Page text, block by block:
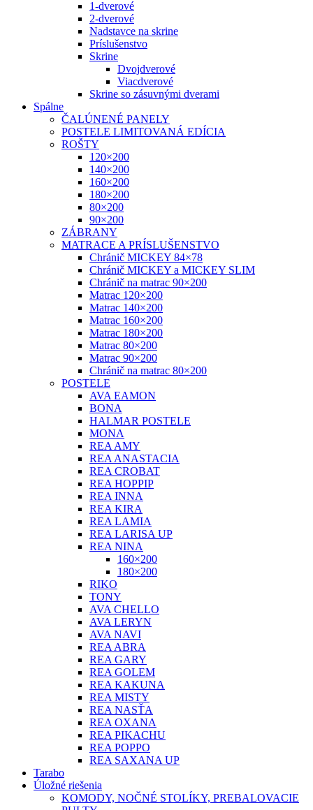
1-dverové
2-dverové
Nadstavce na skrine
Príslušenstvo
Skrine
Dvojdverové
Viacdverové
Skrine so zásuvnými dverami
Spálne
ČALÚNENÉ PANELY
POSTELE LIMITOVANÁ EDÍCIA
ROŠTY
120×200
140×200
160×200
180×200
80×200
90×200
ZÁBRANY
MATRACE A PRÍSLUŠENSTVO
Chránič MICKEY 84×78
Chránič MICKEY a MICKEY SLIM
Chránič na matrac 90×200
Matrac 120×200
Matrac 140×200
Matrac 160×200
Matrac 180×200
Matrac 80×200
Matrac 90×200
Chránič na matrac 80×200
POSTELE
AVA EAMON
BONA
HALMAR POSTELE
MONA
REA AMY
REA ANASTACIA
REA CROBAT
REA HOPPIP
REA INNA
REA KIRA
REA LAMIA
REA LARISA UP
REA NINA
160×200
180×200
RIKO
TONY
AVA CHELLO
AVA LERYN
AVA NAVI
REA ABRA
REA GARY
REA GOLEM
REA KAKUNA
REA MISTY
REA NASŤA
REA OXANA
REA PIKACHU
REA POPPO
REA SAXANA UP
Tarabo
Úložné riešenia
KOMODY, NOČNÉ STOLÍKY, PREBALOVACIE